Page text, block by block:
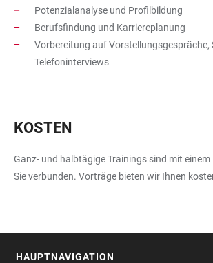
Potenzialanalyse und Profilbildung
Berufsfindung und Karriereplanung
Vorbereitung auf Vorstellungsgespräche,
Telefoninterviews
KOSTEN
Ganz- und halbtägige Trainings sind mit
Sie verbunden. Vorträge bieten wir Ihnen
HAUPTNAVIGATION